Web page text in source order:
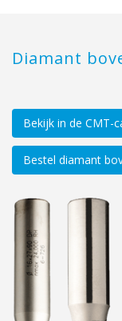
Diamant
Bekijk in de CMT-
Bestel diamant